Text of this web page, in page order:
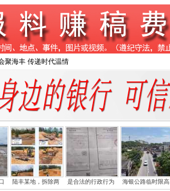
聚海丰 传递时代温情
陆丰某地，拆除两 是合法的行政行为 海银公路临时限高